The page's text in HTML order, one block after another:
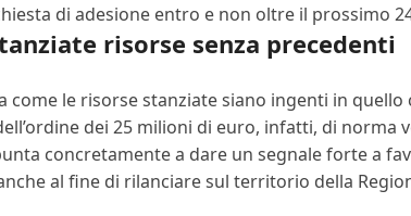
di adesione entro e non oltre il prossimo
risorse senza precedenti
come le risorse stanziate siano ingenti in quello
dei 25 milioni di euro, infatti, di
concretamente a dare un segnale forte a
al fine di rilanciare sul territorio della